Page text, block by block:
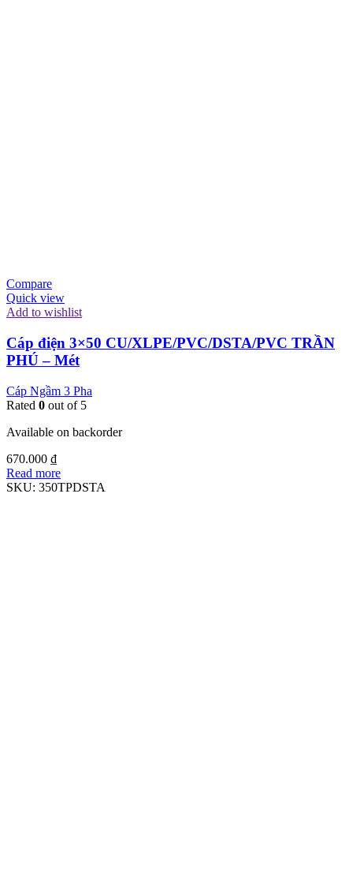
Compare
Quick view
Add to wishlist
Cáp điện 3×50 CU/XLPE/PVC/DSTA/PVC TRẦN
PHÚ – Mét
Cáp Ngầm 3 Pha
Rated 0 out of 5
Available on backorder
670.000 ₫
Read more
SKU: 350TPDSTA